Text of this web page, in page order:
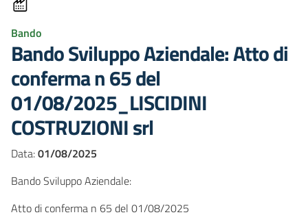
Bando
Bando Sviluppo Aziendale: Atto di
conferma n 65 del
01/08/2025_LISCIDINI
COSTRUZIONI srl
Data:01/08/2025
Bando Sviluppo Aziendale:
Atto di conferma n 65 del 01/08/2025